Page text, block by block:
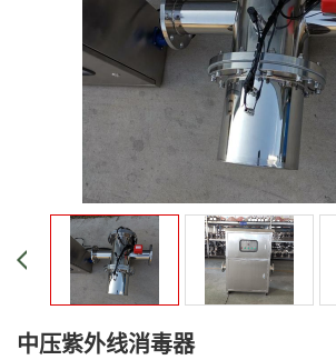
中压紫外线消毒器